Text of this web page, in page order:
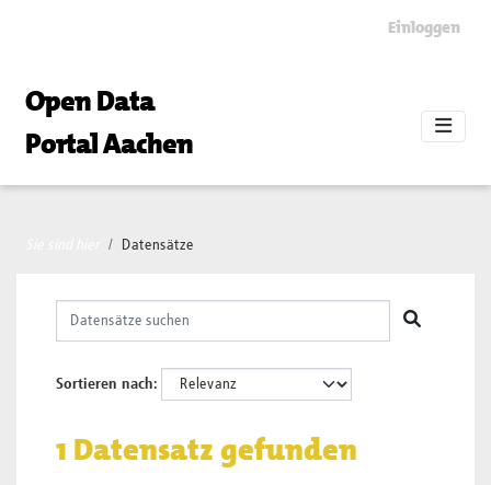
Einloggen
Open Data
Portal Aachen
Datensätze
Sortieren nach
1 Datensatz gefunden